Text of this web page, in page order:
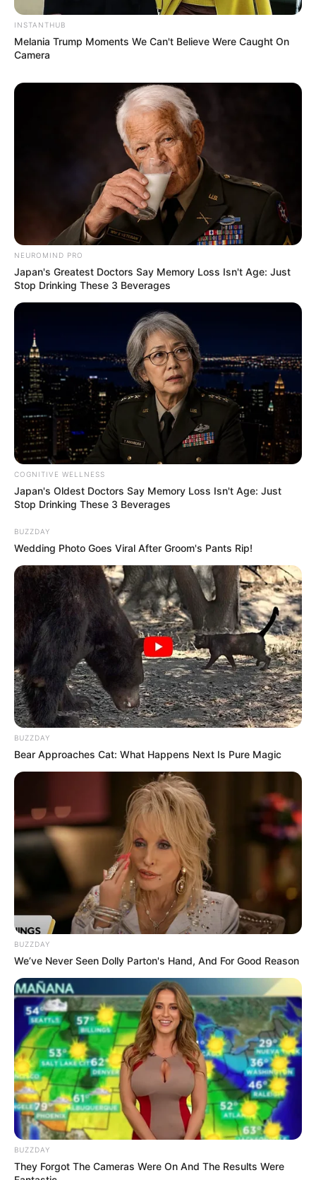
5. Keren banget kan, padahal triknya hanya
memanfaatkan pantulan sinar matahari dari cermin
(foto: instagram/omahi_)
6. Ingin lebih keren? Kamu juga bisa lakukan trik
yang satu ini
(foto: instagram/omahi_)
7. Trik yang satu ini mungkin juga belum pernah
terpikirkan. Hasilnyainstagramablebanget kan?
(foto: instagram/omahi_)
8. Untuk menghasilkan efek awan pun, kamu bisa
meniru teknik ini
INSTANTHUB
Melania Trump Moments We Can't Believe Were Caught On
Camera
NEUROMIND PRO
Japan's Greatest Doctors Say Memory Loss Isn't Age: Just
Stop Drinking These 3 Beverages
COGNITIVE WELLNESS
Japan's Oldest Doctors Say Memory Loss Isn't Age: Just
Stop Drinking These 3 Beverages
BUZZDAY
Wedding Photo Goes Viral After Groom's Pants Rip!
BUZZDAY
Bear Approaches Cat: What Happens Next Is Pure Magic
BUZZDAY
We’ve Never Seen Dolly Parton's Hand, And For Good Reason
BUZZDAY
They Forgot The Cameras Were On And The Results Were